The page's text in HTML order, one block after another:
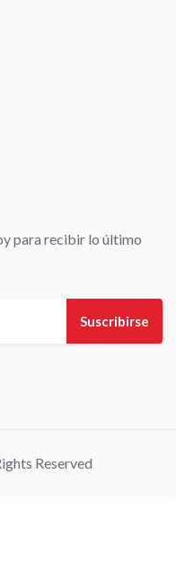
para recibir lo último
Suscribirse
Reserved